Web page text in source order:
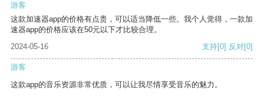
游客
这款加速器app的价格有点贵，可以适当降低一些。我个人觉得，一款加
速器app的价格应该在50元以下才比较合理。
2024-05-16
支持[0] 反对[0]
游客
这款app的音乐资源非常优质，可以让我尽情享受音乐的魅力。